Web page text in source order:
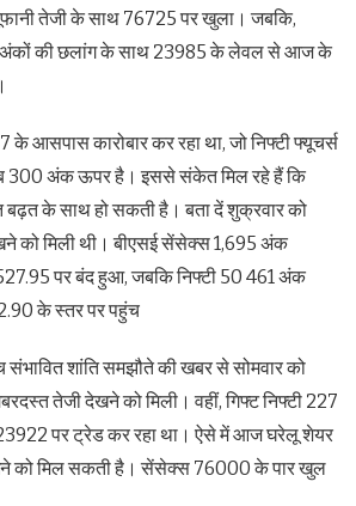
तेजी के साथ 76725 पर खुला। जबकि,
अंकों की छलांग के साथ 23985 के लेवल से आज के
के आसपास कारोबार कर रहा था, जो निफ्टी फ्यूचर्स
300 अंक ऊपर है। इससे संकेत मिल रहे हैं कि
के साथ हो सकती है। बता दें शुक्रवार को
को मिली थी। बीएसई सेंसेक्स 1,695 अंक
पर बंद हुआ, जबकि निफ्टी 50 461 अंक
के स्तर पर पहुंच
संभावित शांति समझौते की खबर से सोमवार को
तेजी देखने को मिली। वहीं, गिफ्ट निफ्टी 227
पर ट्रेड कर रहा था। ऐसे में आज घरेलू शेयर
को मिल सकती है। सेंसेक्स 76000 के पार खुल